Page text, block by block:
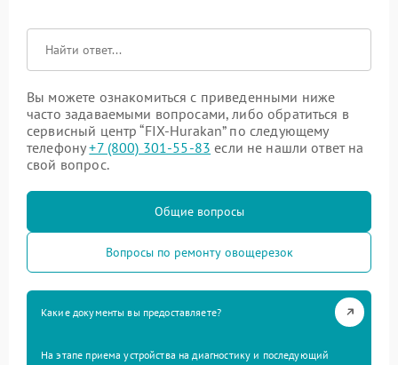
Вы можете ознакомиться с приведенными ниже
часто задаваемыми вопросами, либо обратиться в
сервисный центр “FIX-Hurakan” по следующему
телефону+7 (800) 301-55-83 если не нашли ответ на
свой вопрос.
Общие вопросы
Вопросы по ремонту овощерезок
Какие документы вы предоставляете?
На этапе приема устройства на диагностику и последующий